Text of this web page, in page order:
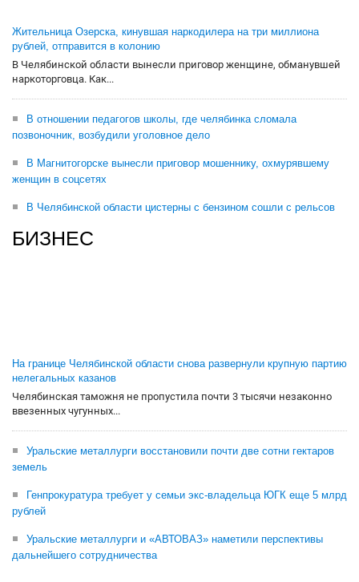
Жительница Озерска, кинувшая наркодилера на три миллиона
рублей, отправится в колонию
В Челябинской области вынесли приговор женщине, обманувшей
наркоторговца. Как...
В отношении педагогов школы, где челябинка сломала
позвоночник, возбудили уголовное дело
В Магнитогорске вынесли приговор мошеннику, охмурявшему
женщин в соцсетях
В Челябинской области цистерны с бензином сошли с рельсов
БИЗНЕС
На границе Челябинской области снова развернули крупную партию
нелегальных казанов
Челябинская таможня не пропустила почти 3 тысячи незаконно
ввезенных чугунных...
Уральские металлурги восстановили почти две сотни гектаров
земель
Генпрокуратура требует у семьи экс-владельца ЮГК еще 5 млрд
рублей
Уральские металлурги и «АВТОВАЗ» наметили перспективы
дальнейшего сотрудничества